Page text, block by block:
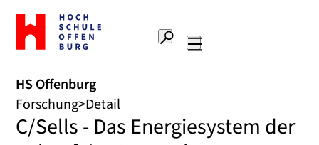
Zur
Startseite
Hochschule
Suche
HS Offenburg
Forschung Detail
C/Sells - Das Energiesystem der